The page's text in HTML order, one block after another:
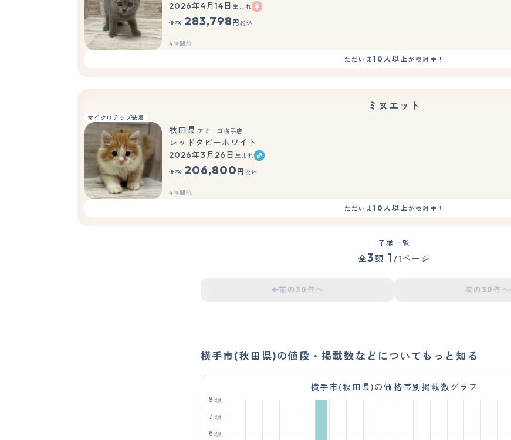
2026年4月14日 生まれ
価格: 283,798 円 税込
4時間前
ただいま 10人以上が検討中！
ミヌエット
マイクロチップ装着
秋田県 アミーゴ横手店
レッドタビーホワイト
2026年3月26日 生まれ
価格: 206,800 円 税込
4時間前
ただいま 10人以上が検討中！
子猫一覧
全3 頭 1 /1ページ
前の30件へ 次の30件へ
横手市(秋田県)の値段・掲載数などについてもっと知る
横手市(秋田県)の価格帯別掲載数グラフ